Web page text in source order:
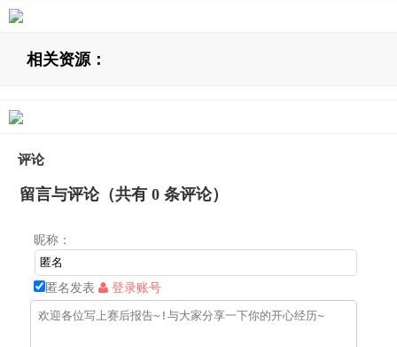
相关资源：
评论
留言与评论（共有 0 条评论）
昵称：
匿名发表 登录账号